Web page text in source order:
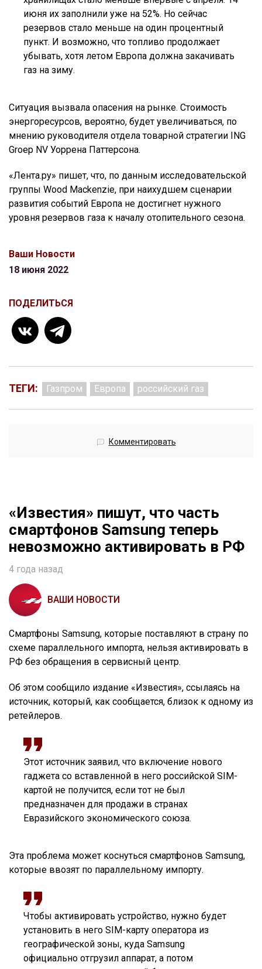
июня их заполнили уже на 52%. Но сейчас
резервов стало меньше на один процентный
пункт. И возможно, что топливо продолжает
убывать, хотя летом Европа должна закачивать
газ на зиму.
Ситуация вызвала опасения на рынке. Стоимость
энергоресурсов, вероятно, будет увеличиваться, по
мнению руководителя отдела товарной стратегии ING
Groep NV Уоррена Паттерсона.
«Лента.ру» пишет, что, по данным исследовательской
группы Wood Mackenzie, при наихудшем сценарии
развития событий Европа не достигнет нужного
уровня резервов газа к началу отопительного сезона.
Ваши Новости
18 июня 2022
ПОДЕЛИТЬСЯ
ТЕГИ: Газпром Европа российский газ
Комментировать
«Известия» пишут, что часть
смартфонов Samsung теперь
невозможно активировать в РФ
4 года назад
ВАШИ НОВОСТИ
Смартфоны Samsung, которые поставляют в страну по
схеме параллельного импорта, нельзя активировать в
РФ без обращения в сервисный центр.
Об этом сообщило издание «Известия», ссылаясь на
источник, который, как сообщается, близок к одному из
ретейлеров.
Этот источник заявил, что включение нового
гаджета со вставленной в него российской SIM-
картой не получится, если тот не был
предназначен для продажи в странах
Евразийского экономического союза.
Эта проблема может коснуться смартфонов Samsung,
которые ввозят по параллельному импорту.
Чтобы активировать устройство, нужно будет
установить в него SIM-карту оператора из
географической зоны, куда Samsung
официально отгрузил аппарат, а потом